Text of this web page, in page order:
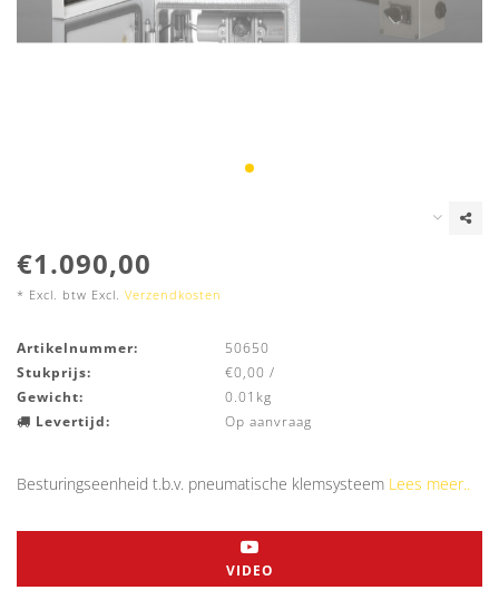
€1.090,00
* Excl. btw Excl. Verzendkosten
Artikelnummer:
50650
Stukprijs:
€0,00 /
Gewicht:
0.01kg
Levertijd:
Op aanvraag
Besturingseenheid t.b.v. pneumatische klemsysteem Lees meer..
VIDEO